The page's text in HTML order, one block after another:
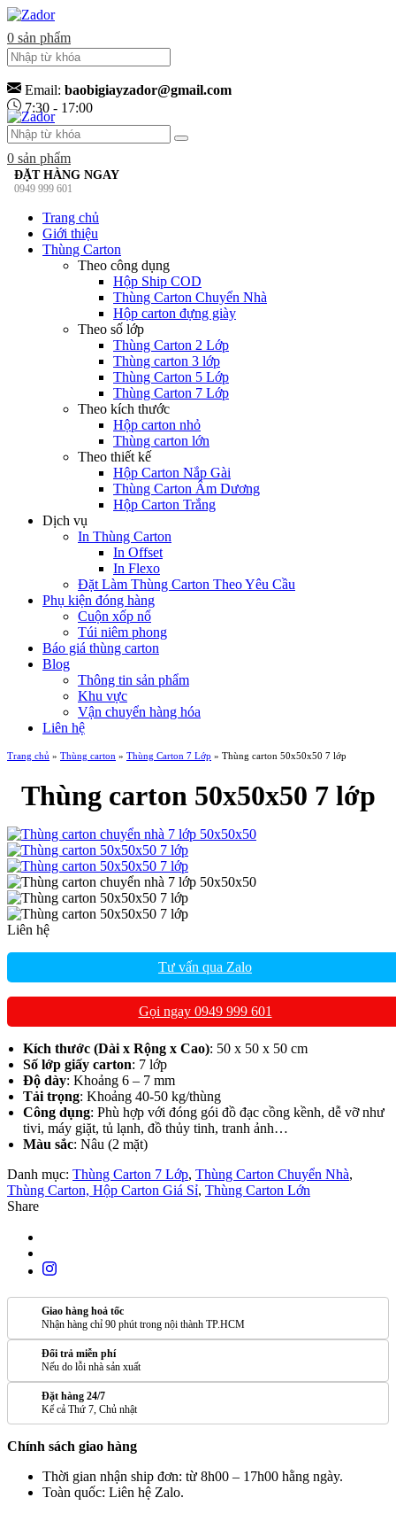
0 sản phẩm
Email: baobigiayzador@gmail.com
7:30 - 17:00
0 sản phẩm
ĐẶT HÀNG NGAY
0949 999 601
Trang chủ
Giới thiệu
Thùng Carton
Theo công dụng
Hộp Ship COD
Thùng Carton Chuyển Nhà
Hộp carton đựng giày
Theo số lớp
Thùng Carton 2 Lớp
Thùng carton 3 lớp
Thùng Carton 5 Lớp
Thùng Carton 7 Lớp
Theo kích thước
Hộp carton nhỏ
Thùng carton lớn
Theo thiết kế
Hộp Carton Nắp Gài
Thùng Carton Âm Dương
Hộp Carton Trắng
Dịch vụ
In Thùng Carton
In Offset
In Flexo
Đặt Làm Thùng Carton Theo Yêu Cầu
Phụ kiện đóng hàng
Cuộn xốp nổ
Túi niêm phong
Báo giá thùng carton
Blog
Thông tin sản phẩm
Khu vực
Vận chuyển hàng hóa
Liên hệ
Trang chủ » Thùng carton » Thùng Carton 7 Lớp » Thùng carton 50x50x50 7 lớp
Thùng carton 50x50x50 7 lớp
Liên hệ
Tư vấn qua Zalo
Gọi ngay 0949 999 601
Kích thước (Dài x Rộng x Cao): 50 x 50 x 50 cm
Số lớp giấy carton: 7 lớp
Độ dày: Khoảng 6 – 7 mm
Tải trọng: Khoảng 40-50 kg/thùng
Công dụng: Phù hợp với đóng gói đồ đạc cồng kềnh, dễ vỡ như
tivi, máy giặt, tủ lạnh, đồ thủy tinh, tranh ảnh…
Màu sắc: Nâu (2 mặt)
Danh mục: Thùng Carton 7 Lớp, Thùng Carton Chuyển Nhà,
Thùng Carton, Hộp Carton Giá Sỉ, Thùng Carton Lớn
Share
Giao hàng hoả tốc
Nhận hàng chỉ 90 phút trong nội thành TP.HCM
Đổi trả miễn phí
Nếu do lỗi nhà sản xuất
Đặt hàng 24/7
Kể cả Thứ 7, Chủ nhật
Chính sách giao hàng
Thời gian nhận ship đơn: từ 8h00 – 17h00 hằng ngày.
Toàn quốc: Liên hệ Zalo.